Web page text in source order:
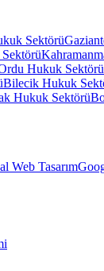
Sektörü
Hukuk Sektörü
Bilecik Hukuk
Hukuk Sektörü
Web Tasarım